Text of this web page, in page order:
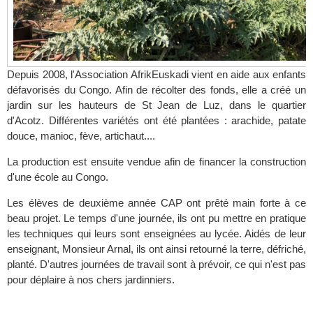
Depuis 2008, l'Association AfrikEuskadi vient en aide aux enfants
défavorisés du Congo. Afin de récolter des fonds, elle a créé un
jardin sur les hauteurs de St Jean de Luz, dans le quartier
d'Acotz. Différentes variétés ont été plantées : arachide, patate
douce, manioc, fève, artichaut....
La production est ensuite vendue afin de financer la construction
d'une école au Congo.
Les élèves de deuxième année CAP ont prêté main forte à ce
beau projet. Le temps d'une journée, ils ont pu mettre en pratique
les techniques qui leurs sont enseignées au lycée. Aidés de leur
enseignant, Monsieur Arnal, ils ont ainsi retourné la terre, défriché,
planté. D'autres journées de travail sont à prévoir, ce qui n'est pas
pour déplaire à nos chers jardinniers.